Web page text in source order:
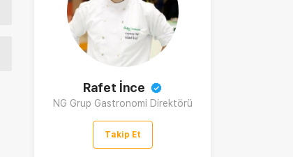
Rafet İnce
NG Grup Gastronomi Direktörü
Takip Et